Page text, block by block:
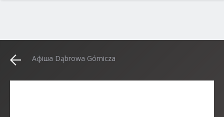
Афіша Dąbrowa Górnicza